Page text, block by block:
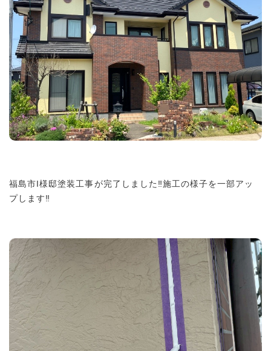
福島市I様邸塗装工事が完了しました‼︎施工の様子を一部アッ
プします‼︎